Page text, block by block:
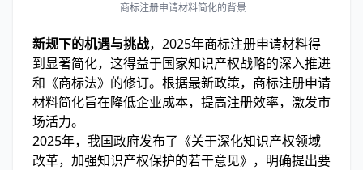
商标注册申请材料简化的背景
新规下的机遇与挑战，2025年商标注册申请材料得
到显著简化，这得益于国家知识产权战略的深入推进
和《商标法》的修订。根据最新政策，商标注册申请
材料简化旨在降低企业成本，提高注册效率，激发市
场活力。
2025年，我国政府发布了《关于深化知识产权领域
改革，加强知识产权保护的若干意见》，明确提出要